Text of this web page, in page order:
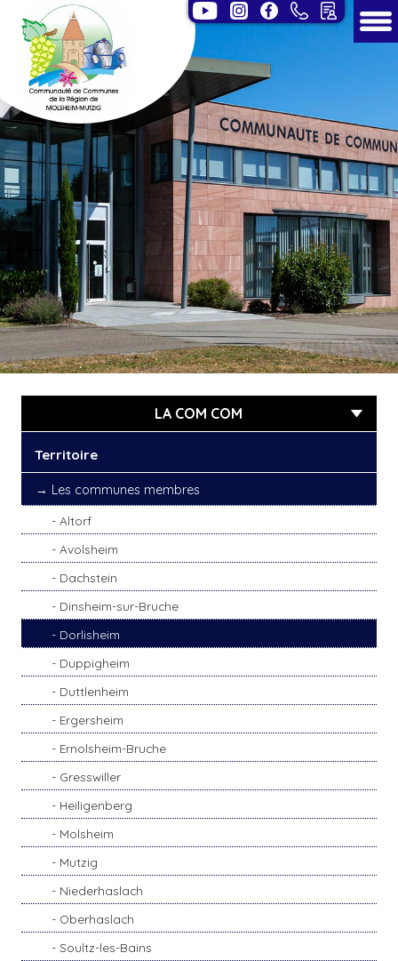
LA COM COM
Territoire
Les communes membres
Altorf
Avolsheim
Dachstein
Dinsheim-sur-Bruche
Dorlisheim
Duppigheim
Duttlenheim
Ergersheim
Ernolsheim-Bruche
Gresswiller
Heiligenberg
Molsheim
Mutzig
Niederhaslach
Oberhaslach
Soultz-les-Bains